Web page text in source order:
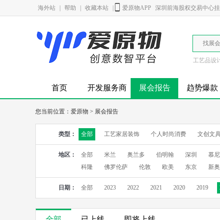
海外站 帮助 收藏本站 爱原物APP 深圳前海股权交易中心
找展
工艺品设
首页 开发服务商 展会报告 趋势爆款
您当前位置： 爱原物 > 展会报告
类型： 全部 工艺家居装饰 个人时尚消费 文创文
地区： 全部 米兰 奥兰多 伯明翰 深圳 慕
科隆
佛罗伦萨 伦敦 欧美 东京 新
日期： 全部 2023 2022 2021 2020 2019